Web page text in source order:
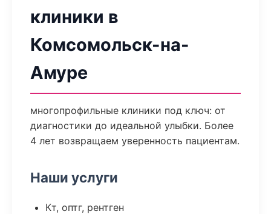
клиники в
Комсомольск-на-
Амуре
многопрофильные клиники под ключ: от
диагностики до идеальной улыбки. Более
4 лет возвращаем уверенность пациентам.
Наши услуги
Кт, оптг, рентген